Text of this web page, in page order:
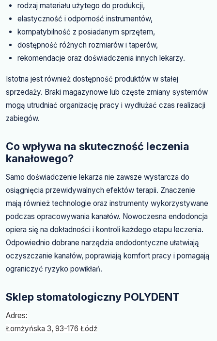
rodzaj materiału użytego do produkcji,
elastyczność i odporność instrumentów,
kompatybilność z posiadanym sprzętem,
dostępność różnych rozmiarów i taperów,
rekomendacje oraz doświadczenia innych lekarzy.
Istotna jest również dostępność produktów w stałej
sprzedaży. Braki magazynowe lub częste zmiany systemów
mogą utrudniać organizację pracy i wydłużać czas realizacji
zabiegów.
Co wpływa na skuteczność leczenia
kanałowego?
Samo doświadczenie lekarza nie zawsze wystarcza do
osiągnięcia przewidywalnych efektów terapii. Znaczenie
mają również technologie oraz instrumenty wykorzystywane
podczas opracowywania kanałów. Nowoczesna endodoncja
opiera się na dokładności i kontroli każdego etapu leczenia.
Odpowiednio dobrane narzędzia endodontyczne ułatwiają
oczyszczanie kanałów, poprawiają komfort pracy i pomagają
ograniczyć ryzyko powikłań.
Sklep stomatologiczny POLYDENT
Adres:
Łomżyńska 3, 93-176 Łódź